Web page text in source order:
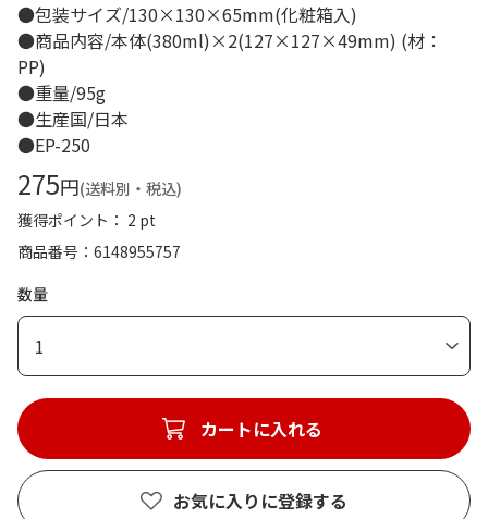
●包装サイズ/130×130×65mm(化粧箱入)
●商品内容/本体(380ml)×2(127×127×49mm) (材：
PP)
●重量/95g
●生産国/日本
●EP-250
275円(送料別・税込)
獲得ポイント： 2 pt
商品番号
6148955757
数量
1
カートに入れる
お気に入りに登録する